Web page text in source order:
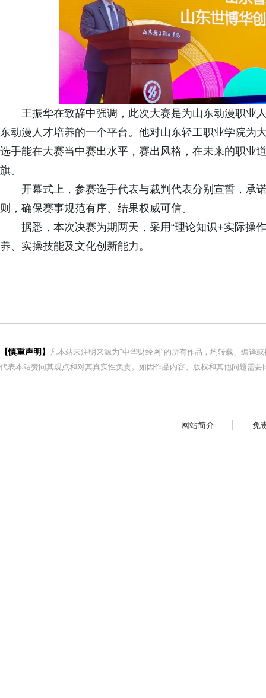
王振华在致辞中强调，此次大赛是为山东动漫职业
东动漫人才培养的一个平台。他对山东轻工职业学院为
选手能在大赛当中赛出水平，赛出风格，在未来的职业
旗。
开幕式上，参赛选手代表与裁判代表分别宣誓，承
则，确保赛事规范有序、结果权威可信。
据悉，本次决赛为期两天，采用“理论知识+实际操
养、实操技能及文化创新能力。
【慎重声明】
凡本站未注明来源为"中华财经网"的所有作品，均转载、编译
代表本站赞同其观点和对其真实性负责。如因作品内容、版权和其他问题需
网站简介 免